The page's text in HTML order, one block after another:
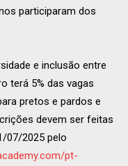
participaram dos
e inclusão entre
terá 5% das vagas
pretos e pardos e
devem ser feitas
07/2025 pelo
pt-